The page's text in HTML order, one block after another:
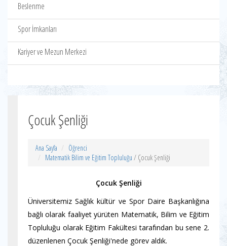
Beslenme
Spor İmkanları
Kariyer ve Mezun Merkezi
Çocuk Şenliği
Ana Sayfa
Öğrenci
Matematik Bilim ve Eğitim Topluluğu / Çocuk Şenliği
Çocuk Şenliği
Üniversitemiz Sağlık kültür ve Spor Daire Başkanlığına
bağlı olarak faaliyet yürüten Matematik, Bilim ve Eğitim
Topluluğu olarak Eğitim Fakültesi tarafından bu sene 2.
düzenlenen Çocuk Şenliği'nede görev aldık.